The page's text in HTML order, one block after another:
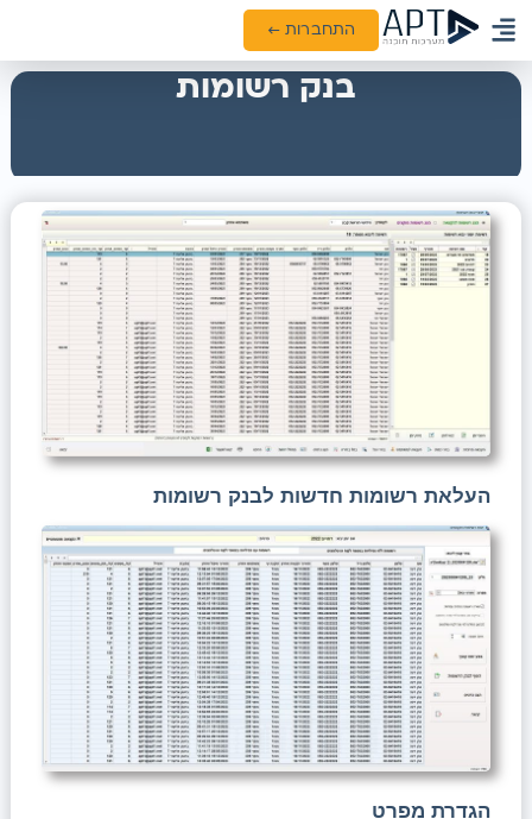
התחברות ←
בנק רשומות
העלאת רשומות חדשות לבנק רשומות
הגדרת מפרט